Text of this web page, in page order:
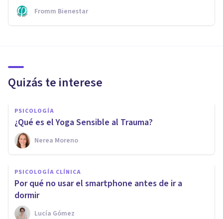
Fromm Bienestar
Quizás te interese
PSICOLOGÍA
¿Qué es el Yoga Sensible al Trauma?
Nerea Moreno
PSICOLOGÍA CLÍNICA
Por qué no usar el smartphone antes de ir a
dormir
Lucía Gómez